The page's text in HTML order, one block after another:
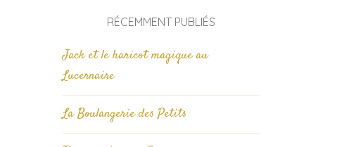
RÉCEMMENT PUBLIÉS
Jack et le haricot magique au
Lucernaire
La Boulangerie des Petits